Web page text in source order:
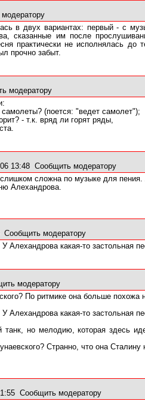
в двух вариантах: первый - с
сказанные им после
практически не исполнялась
прочно забыт.
модератору
(поется: "ведет самолет");
- т.к. вряд ли горят ряды,
13:48 Сообщить модератору
сложна по музыке для пения.
Алехандрова.
Сообщить модератору
какая-то застольная
модератору
По ритмике она больше
какая-то застольная
танк, но мелодию, которая здесь
Странно, что она
Сообщить модератору